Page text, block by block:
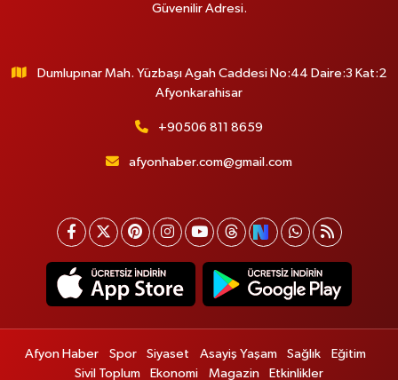
Güvenilir Adresi.
Dumlupınar Mah. Yüzbaşı Agah Caddesi No:44 Daire:3 Kat:2
Afyonkarahisar
+90506 811 8659
afyonhaber.com@gmail.com
Afyon Haber Spor Siyaset Asayiş Yaşam Sağlık
Eğitim
Sivil Toplum
Ekonomi Magazin Etkinlikler